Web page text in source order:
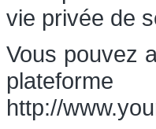
vie privée de
Vous pouvez
http://